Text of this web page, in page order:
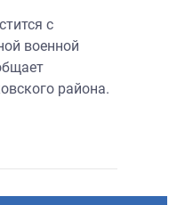
с
военной
района.